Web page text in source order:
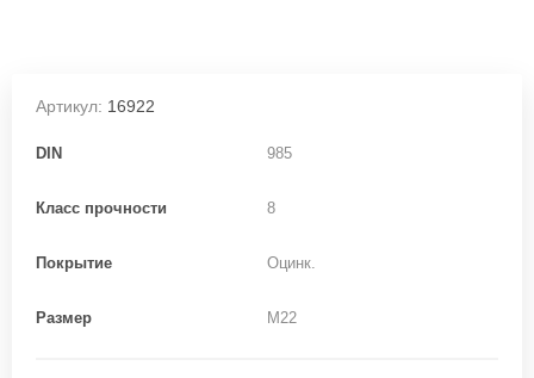
Артикул: 16922
DIN 985
Класс прочности 8
Покрытие Оцинк.
Размер M22